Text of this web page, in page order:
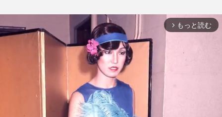
arrow_forward_ios もっと読む